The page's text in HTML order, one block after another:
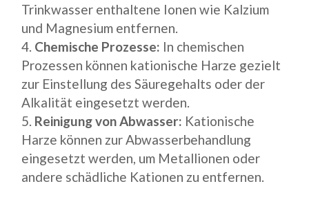
Trinkwasser enthaltene Ionen wie Kalzium
und Magnesium entfernen.
Chemische Prozesse: In chemischen
Prozessen können kationische Harze gezielt
zur Einstellung des Säuregehalts oder der
Alkalität eingesetzt werden.
Reinigung von Abwasser: Kationische
Harze können zur Abwasserbehandlung
eingesetzt werden, um Metallionen oder
andere schädliche Kationen zu entfernen.